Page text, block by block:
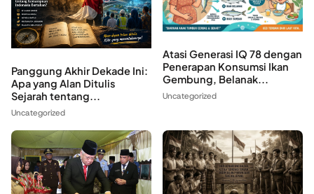
Panggung Akhir Dekade Ini:
Apa yang Alan Ditulis
Sejarah tentang...
Uncategorized
Atasi Generasi IQ 78 dengan
Penerapan Konsumsi Ikan
Gembung, Belanak...
Uncategorized